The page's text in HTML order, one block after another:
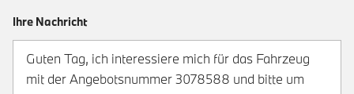
Ihre Nachricht